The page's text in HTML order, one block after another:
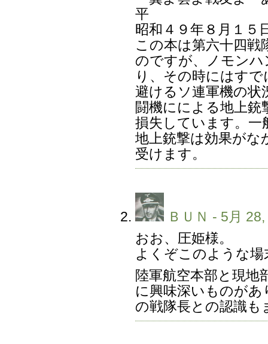
平
昭和４９年８月１
この本は第六十四
のですが、ノモン
り、その時にはす
避けるソ連軍機の状
闘機にによる地上
損失しています。一
地上銃撃は効果がな
受けます。
ＢＵＮ - 5月
おお、圧姫様。
よくぞこのような場
陸軍航空本部と現地
に興味深いものが
の戦隊長との認識も